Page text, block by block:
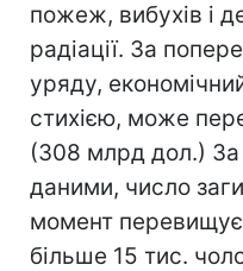
пожеж, вибухів і
радіації. За
уряду,
стихією, може
(308 млрд дол.) За
даними, число
момент перевищує
більше 15 тис.